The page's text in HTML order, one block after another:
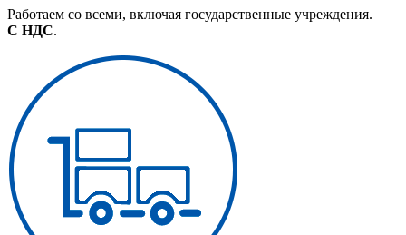
Работаем со всеми, включая государственные учреждения.
С НДС.